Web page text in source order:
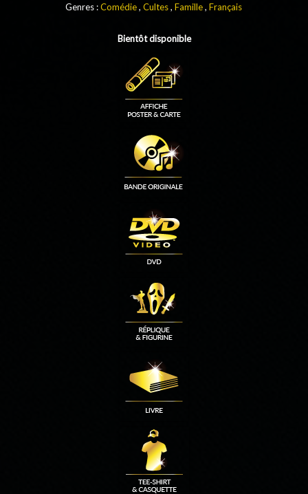
Genres :Comédie,Cultes,Famille,Français
Bientôt disponible